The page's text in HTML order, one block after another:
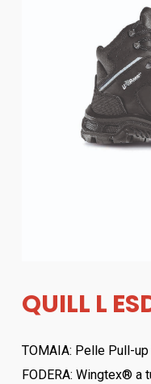
QUILL L
TOMAIA: Pelle Pull-
FODERA: Wingtex® a